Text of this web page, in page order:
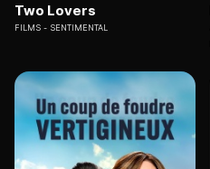
Two Lovers
FILMS SENTIMENTAL